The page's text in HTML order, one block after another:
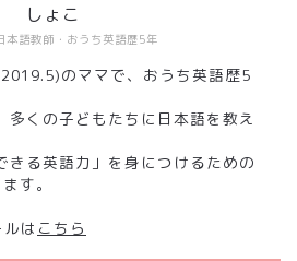
本語教師・おうち英語歴5年
しょこ
のママで、おうち英語歴5
多くの子どもたちに日本語を教え
きる英語力」を身につけるための
す。
は こちら